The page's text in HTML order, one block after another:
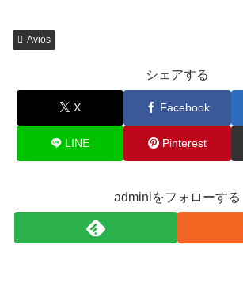
Avios
シェアする
X Facebook
LINE Pinterest
adminiをフォローする